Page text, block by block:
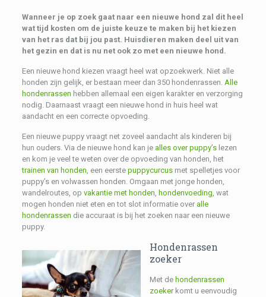
Wanneer je op zoek gaat naar een nieuwe hond zal dit heel
wat tijd kosten om de juiste keuze te maken bij het kiezen
van het ras dat bij jou past. Huisdieren maken deel uit van
het gezin en dat is nu net ook zo met een nieuwe hond.
Een nieuwe hond kiezen vraagt heel wat opzoekwerk. Niet alle
honden zijn gelijk, er bestaan meer dan 350 hondenrassen. Alle
hondenrassen hebben allemaal een eigen karakter en verzorging
nodig. Daarnaast vraagt een nieuwe hond in huis heel wat
aandacht en een correcte opvoeding.
Een nieuwe puppy vraagt net zoveel aandacht als kinderen bij
hun ouders. Via de nieuwe hond kan je alles over puppy’slezen
en kom je veel te weten over de opvoeding van honden, het
trainen van honden, een eerste puppycurcusmet spelletjes voor
puppy’s en volwassen honden. Omgaan met jonge honden,
wandelroutes, op vakantie met honden, hondenvoeding, wat
mogen honden niet eten en tot slot informatie over alle
hondenrassen die accuraat is bij het zoeken naar een nieuwe
puppy.
Hondenrassen
zoeker
Met de hondenrassen
zoekerkomt u eenvoudig